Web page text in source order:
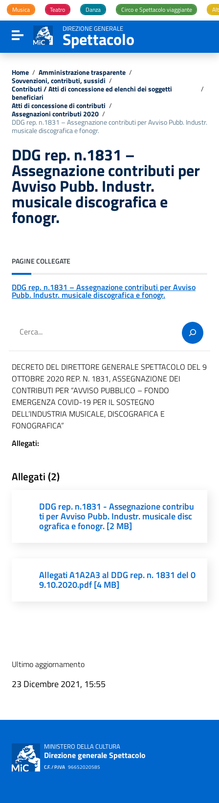
Vai ai contenuti
Vai al menu di navigazione
Vai al footer
Musica Teatro Danza Circo e Spettacolo viaggiante
Attiva / disattiva la navigazione
DIREZIONE GENERALE
Spettacolo
Home / Amministrazione trasparente /
Sovvenzioni, contributi, sussidi /
Contributi / Atti di concessione ed elenchi dei soggetti
beneficiari
/
Atti di concessione di contributi /
Assegnazioni contributi 2020 /
DDG rep. n.1831 – Assegnazione contributi per Avviso Pubb. Industr.
musicale discografica e fonogr.
DDG rep. n.1831 –
Assegnazione contributi per
Avviso Pubb. Industr.
musicale discografica e
fonogr.
PAGINE COLLEGATE
DDG rep. n.1831 – Assegnazione contributi per Avviso
Pubb. Industr. musicale discografica e fonogr.
Cerca
DECRETO DEL DIRETTORE GENERALE SPETTACOLO DEL 9
OTTOBRE 2020 REP. N. 1831, ASSEGNAZIONE DEI
CONTRIBUTI PER “AVVISO PUBBLICO – FONDO
EMERGENZA COVID-19 PER IL SOSTEGNO
DELL’INDUSTRIA MUSICALE, DISCOGRAFICA E
FONOGRAFICA”
Allegati:
Allegati (2)
DDG rep. n.1831 - Assegnazione contribu
ti per Avviso Pubb. Industr. musicale disc
ografica e fonogr. [2 MB]
Allegati A1A2A3 al DDG rep. n. 1831 del 0
9.10.2020.pdf [4 MB]
Ultimo aggiornamento
23 Dicembre 2021, 15:55
MINISTERO DELLA CULTURA
Direzione generale Spettacolo
C.F. / P.IVA 96652020585